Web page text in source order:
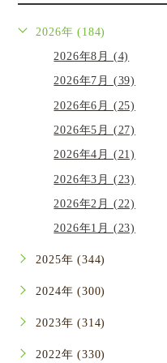
2026年 (184)
2026年8月 (4)
2026年7月 (39)
2026年6月 (25)
2026年5月 (27)
2026年4月 (21)
2026年3月 (23)
2026年2月 (22)
2026年1月 (23)
2025年 (344)
2024年 (300)
2023年 (314)
2022年 (330)